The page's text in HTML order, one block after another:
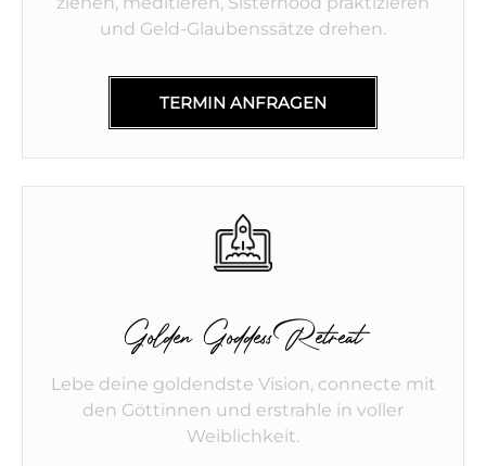
und Geld-Glaubenssätze drehen.
TERMIN ANFRAGEN
Golden Goddess Retreat
Lebe deine goldendste Vision, connecte mit
den Göttinnen und erstrahle in voller
Weiblichkeit.